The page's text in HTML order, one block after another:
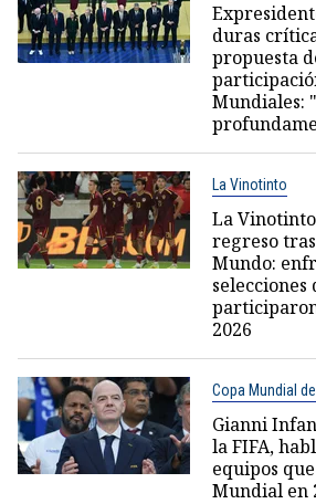
duras
propuesta
Mundiales:
La Vinotinto
La
regreso
Mundo:
2026
Copa Mundial
Gianni
la FIFA,
equipos
Mundial en